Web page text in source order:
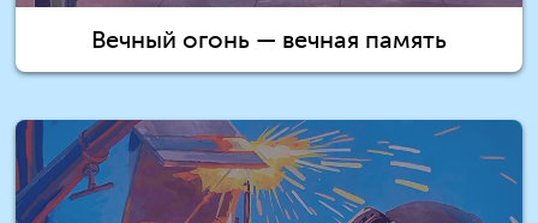
Вечный огонь — вечная память